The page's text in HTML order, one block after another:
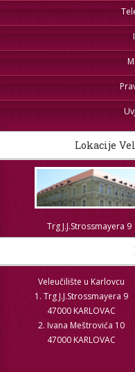
Lokacije
Trg J.J.Strossmayera 9
Veleučilište u Karlovcu
1. Trg J.J.Strossmayera 9
47000 KARLOVAC
2. Ivana Meštrovića 10
47000 KARLOVAC